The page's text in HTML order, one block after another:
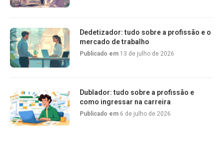
Dedetizador: tudo sobre a profissão e o
mercado de trabalho
Publicado em 13 de julho de 2026
Dublador: tudo sobre a profissão e
como ingressar na carreira
Publicado em 6 de julho de 2026